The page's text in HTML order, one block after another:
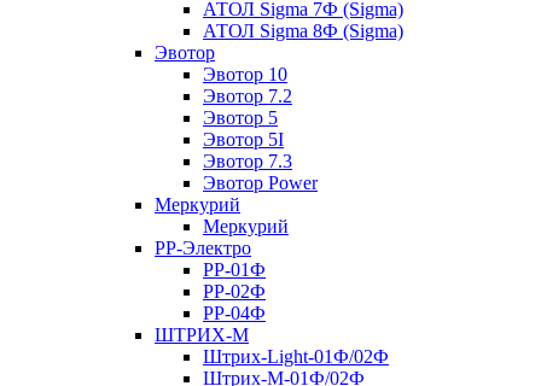
АТОЛ Sigma 7Ф (Sigma)
АТОЛ Sigma 8Ф (Sigma)
Эвотор
Эвотор 10
Эвотор 7.2
Эвотор 5
Эвотор 5I
Эвотор 7.3
Эвотор Power
Меркурий
Меркурий
РР-Электро
РР-01Ф
РР-02Ф
РР-04Ф
ШТРИХ-М
Штрих-Light-01Ф/02Ф
Штрих-М-01Ф/02Ф